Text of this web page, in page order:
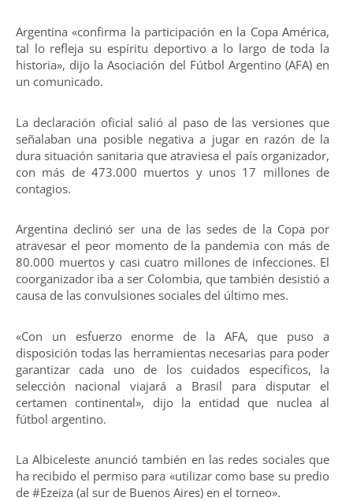
Argentina «confirma la participación en la Copa América,
tal lo refleja su espíritu deportivo a lo largo de toda la
historia», dijo la Asociación del Fútbol Argentino (AFA) en
un comunicado.
La declaración oficial salió al paso de las versiones que
señalaban una posible negativa a jugar en razón de la
dura situación sanitaria que atraviesa el país organizador,
con más de 473.000 muertos y unos 17 millones de
contagios.
Argentina declinó ser una de las sedes de la Copa por
atravesar el peor momento de la pandemia con más de
80.000 muertos y casi cuatro millones de infecciones. El
coorganizador iba a ser Colombia, que también desistió a
causa de las convulsiones sociales del último mes.
«Con un esfuerzo enorme de la AFA, que puso a
disposición todas las herramientas necesarias para poder
garantizar cada uno de los cuidados específicos, la
selección nacional viajará a Brasil para disputar el
certamen continental», dijo la entidad que nuclea al
fútbol argentino.
La Albiceleste anunció también en las redes sociales que
ha recibido el permiso para «utilizar como base su predio
de #Ezeiza (al sur de Buenos Aires) en el torneo».